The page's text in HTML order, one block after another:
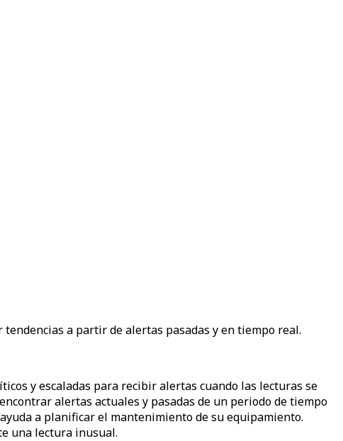
a partir de alertas pasadas y en tiempo real.
y escaladas para recibir alertas cuando las lecturas se
alertas actuales y pasadas de un periodo de tiempo
a planificar el mantenimiento de su equipamiento.
una lectura inusual.